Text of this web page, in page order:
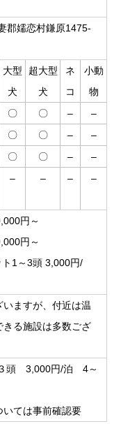
嬬恋村鎌原1475-
大型
犬
超大型
犬
ネ
コ
小動
物
〇 〇 –
–
〇 〇 –
–
〇 〇 –
–
– – – –
円～
円～
1～3頭 3,000円/
ますが、付近は温
きる施設は多数ござ
頭 3,000円/泊 4～
いては事前確認要